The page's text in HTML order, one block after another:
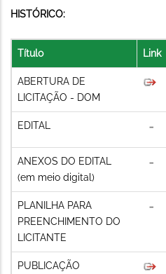
HISTÓRICO:
Título Link
ABERTURA DE
LICITAÇÃO - DOM
EDITAL
ANEXOS DO EDITAL
(em meio digital)
PLANILHA PARA
PREENCHIMENTO DO
LICITANTE
PUBLICAÇÃO